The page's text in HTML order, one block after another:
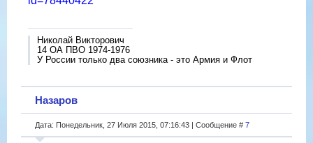
Николай Викторович
14 ОА ПВО 1974-1976
У России только два союзника - это Армия и Флот
Назаров
Дата: Понедельник, 27 Июля 2015, 07:16:43 | Сообщение # 7